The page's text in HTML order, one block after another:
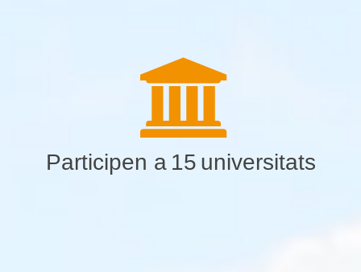
Participen a 15 universitats